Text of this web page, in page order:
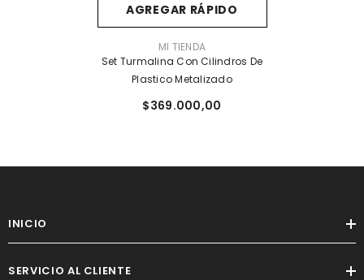
AGREGAR RÁPIDO
MI TIENDA
Set Turmalina Con Cilindros De
Plastico Metalizado
$369.000,00
INICIO
SERVICIO AL CLIENTE